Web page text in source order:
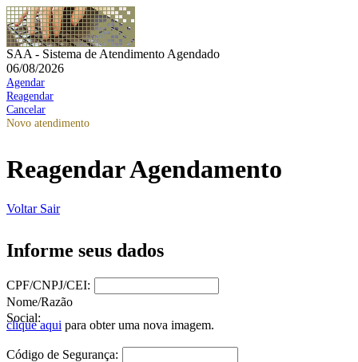
SAA - Sistema de Atendimento Agendado
06/08/2026
Agendar
Reagendar
Cancelar
Novo atendimento
Reagendar Agendamento
Voltar Sair
Informe seus dados
CPF/CNPJ/CEI:
Nome/Razão
Social:
clique aqui para obter uma nova imagem.
Código de Segurança: